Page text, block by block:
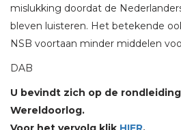
mislukking doordat de
bleven luisteren. Het betekende
NSB voortaan minder middelen
DAB
U bevindt zich op de
Wereldoorlog.